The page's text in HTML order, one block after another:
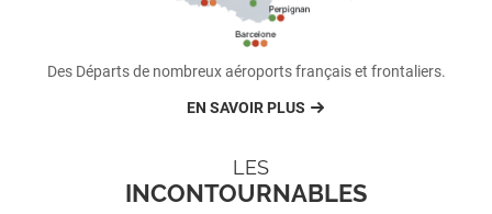
Des Départs de nombreux aéroports français et frontaliers.
EN SAVOIR PLUS
LES
INCONTOURNABLES